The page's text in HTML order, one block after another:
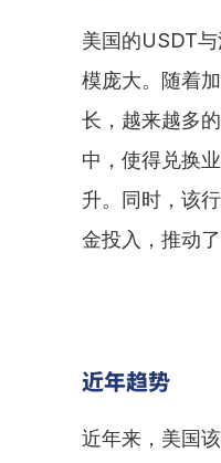
美国的USDT
模庞大。随着
长，越来越多
中，使得兑换
升。同时，该
金投入，推动
近年趋势
近年来，美国